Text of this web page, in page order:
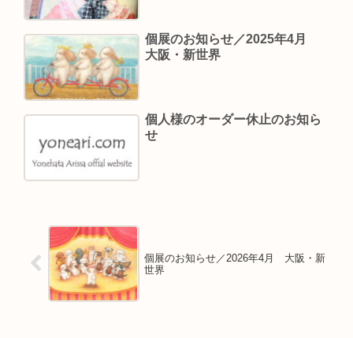
個展のお知らせ／2025年4月
大阪・新世界
個人様のオーダー休止のお知ら
せ
個展のお知らせ／2026年4月 大阪・新
世界